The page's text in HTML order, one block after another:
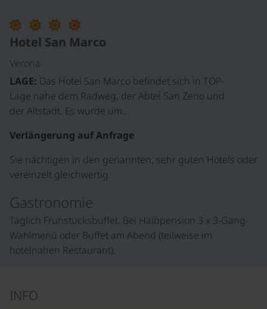
Hotel San Marco
Verona
LAGE:
Lage nahe dem Radweg, der Abtei San Zeno und
der Altstadt. Es wurde um…
Verlängerung auf Anfrage
Sie nächtigen in den genannten, sehr guten Hotels oder
vereinzelt gleichwertig.
Gastronomie
Täglich Frühstücksbuffet. Bei Halbpension 3 x 3-Gang-
Wahlmenü oder Buffet am Abend (teilweise im
hotelnahen Restaurant).
INFO